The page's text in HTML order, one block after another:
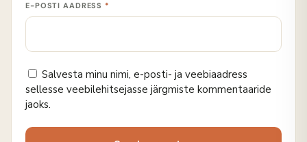
E-POSTI AADRESS *
Salvesta minu nimi, e-posti- ja veebiaadress
sellesse veebilehitsejasse järgmiste kommentaaride
jaoks.